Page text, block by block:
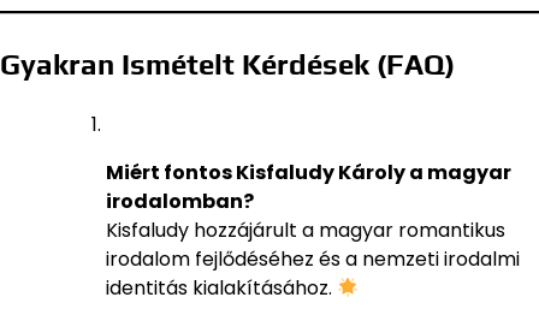
Gyakran Ismételt Kérdések (FAQ)
Miért fontos Kisfaludy Károly a magyar
irodalomban?
Kisfaludy hozzájárult a magyar romantikus
irodalom fejlődéséhez és a nemzeti irodalmi
identitás kialakításához.